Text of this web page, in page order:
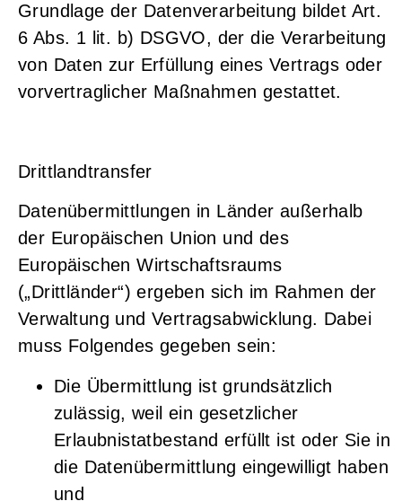
Grundlage der Datenverarbeitung bildet Art.
6 Abs. 1 lit. b) DSGVO, der die Verarbeitung
von Daten zur Erfüllung eines Vertrags oder
vorvertraglicher Maßnahmen gestattet.
Drittlandtransfer
Datenübermittlungen in Länder außerhalb
der Europäischen Union und des
Europäischen Wirtschaftsraums
(„Drittländer“) ergeben sich im Rahmen der
Verwaltung und Vertragsabwicklung. Dabei
muss Folgendes gegeben sein:
Die Übermittlung ist grundsätzlich
zulässig, weil ein gesetzlicher
Erlaubnistatbestand erfüllt ist oder Sie in
die Datenübermittlung eingewilligt haben
und